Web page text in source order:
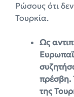
Ρώσους ότι
Τουρκία.
Ως
πρέσβη.
της